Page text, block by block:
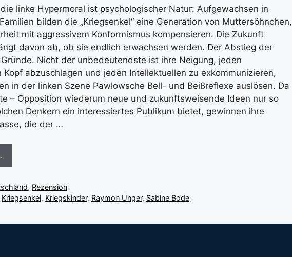
linke Hypermoral ist psychologischer Natur: Aufgewachsen in
bilden die „Kriegsenkel“ eine Generation von Muttersöhnchen,
mit aggressivem Konformismus kompensieren. Die Zukunft
davon ab, ob sie endlich erwachsen werden. Der Abstieg der
Nicht der unbedeutendste ist ihre Neigung, jeden
Kopf abzuschlagen und jeden Intellektuellen zu exkommunizieren,
in der linken Szene Pawlowsche Bell- und Beißreflexe auslösen. Da
– Opposition wiederum neue und zukunftsweisende Ideen nur so
Denkern ein interessiertes Publikum bietet, gewinnen ihre
die der …
, Rezension
Kriegsenkel, Kriegskinder, Raymon Unger, Sabine Bode